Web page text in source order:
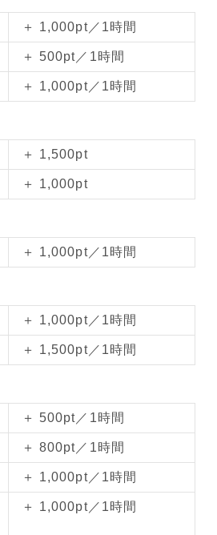
＋ 1,000pt／1時間
＋ 500pt／1時間
＋ 1,000pt／1時間
＋ 1,500pt
＋ 1,000pt
＋ 1,000pt／1時間
＋ 1,000pt／1時間
＋ 1,500pt／1時間
＋ 500pt／1時間
＋ 800pt／1時間
＋ 1,000pt／1時間
＋ 1,000pt／1時間